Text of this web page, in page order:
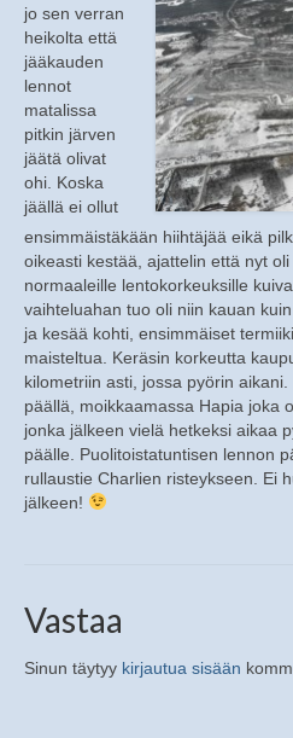
jo sen verran
heikolta että
jääkauden
lennot
matalissa
pitkin järven
jäätä olivat
ohi. Koska
jäällä ei ollut
ensimmäistäkään hiihtäjää eikä
oikeasti kestää, ajattelin että nyt
normaaleille lentokorkeuksille
vaihteluahan tuo oli niin kauan
ja kesää kohti, ensimmäiset
maisteltua. Keräsin korkeutta
kilometriin asti, jossa pyörin
päällä, moikkaamassa Hapia joka
jonka jälkeen vielä hetkeksi aikaa
päälle. Puolitoistatuntisen lennon
rullaustie Charlien risteykseen. Ei
jälkeen!
Vastaa
Sinun täytyy kirjautua sisään